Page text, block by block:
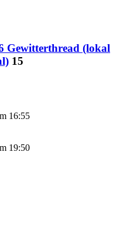
Gewitterthread (lokal
15
16:55
19:50